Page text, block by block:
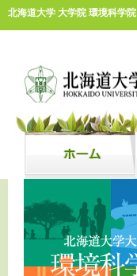
北海道大学 大学院 環境科学院